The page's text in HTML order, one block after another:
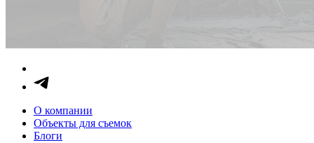
О компании
Объекты для съемок
Блоги